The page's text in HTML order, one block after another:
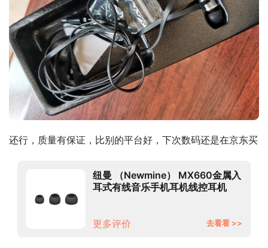
还行，质量有保证，比别的平台好，下次数码还是在京东买
纽曼 （Newmine） MX660金属入
耳式有线音乐手机耳机线控耳机
更多评价
去看看 >>